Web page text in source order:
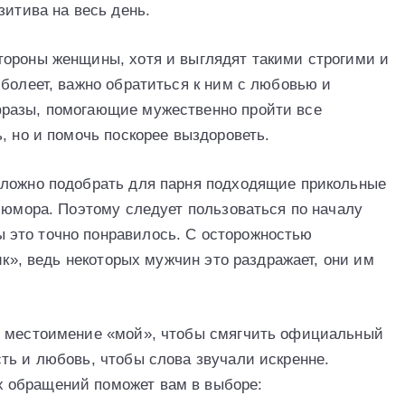
на весь день.
женщины, хотя и выглядят такими строгими и
важно обратиться к ним с любовью и
помогающие мужественно пройти все
но и помочь поскорее выздороветь.
подобрать для парня подходящие прикольные
Поэтому следует пользоваться по началу
точно понравилось. С осторожностью
ведь некоторых мужчин это раздражает, они им
«мой», чтобы смягчить официальный
и любовь, чтобы слова звучали искренне.
поможет вам в выборе: